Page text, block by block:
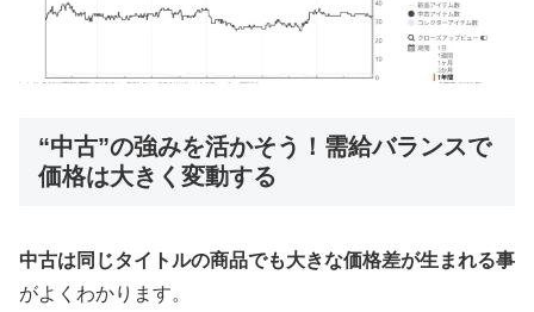
“中古”の強みを活かそう！需給バランスで
価格は大きく変動する
中古は同じタイトルの商品でも大きな価格差が生まれる事
がよくわかります。